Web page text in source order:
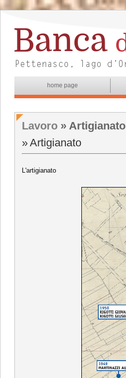
home page
Lavoro » Artigianato
Artigianato
L'artigianato